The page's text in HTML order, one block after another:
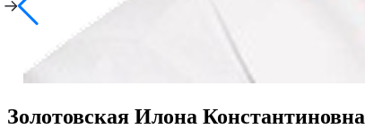
Золотовская Илона Константиновна